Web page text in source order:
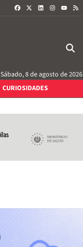
FACEBOOKLINKEDININSTAGRAM
Sábado, 8 de agosto de 2026
CURIOSIDADES